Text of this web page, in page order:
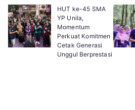
HUT ke-45 SMA
YP Unila,
Momentum
Perkuat Komitmen
Cetak Generasi
Unggul Berprestasi